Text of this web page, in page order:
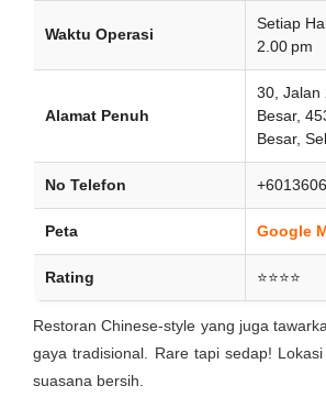
Waktu Operasi
Setiap
2.00 pm
Alamat Penuh
30, Jalan
Besar,
Besar,
No Telefon
Peta Google
Rating ⭐⭐⭐⭐
Restoran Chinese-style yang juga
gaya tradisional. Rare tapi sedap!
suasana bersih.